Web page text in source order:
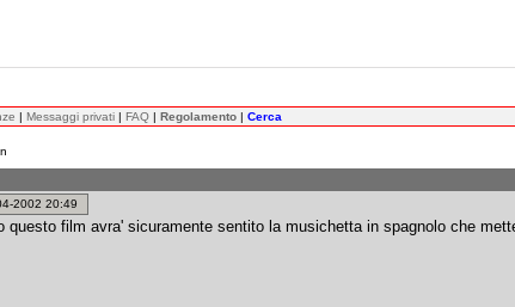
| Messaggi privati | FAQ | Regolamento | Cerca
2002 20:49
questo film avra' sicuramente sentito la musichetta in spagnolo che